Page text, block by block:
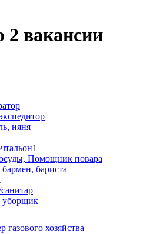
2 вакансии
няня
1
Помощник повара
бариста
газового хозяйства